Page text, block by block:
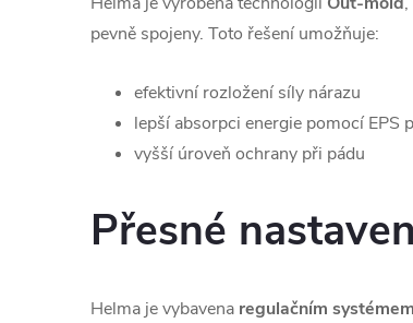
pevně spojeny. Toto řešení umožňuje:
efektivní rozložení síly nárazu
lepší absorpci energie pomocí EPS
vyšší úroveň ochrany při pádu
Přesné
Helma je vybavena regulačním